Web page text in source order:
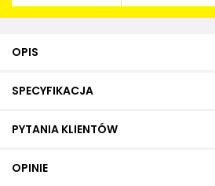
OPIS
SPECYFIKACJA
PYTANIA KLIENTÓW
OPINIE